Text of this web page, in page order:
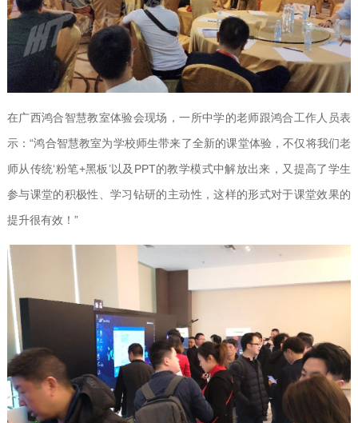
在广西鸿合智慧教室体验会现场，一所中学的老师跟鸿合工作人员表
示：“鸿合智慧教室为学校师生带来了全新的课堂体验，不仅将我们老
师从传统‘粉笔+黑板’以及PPT的教学模式中解放出来，又提高了学生
参与课堂的积极性、学习钻研的主动性，这样的形式对于课堂效果的
提升很有效！”